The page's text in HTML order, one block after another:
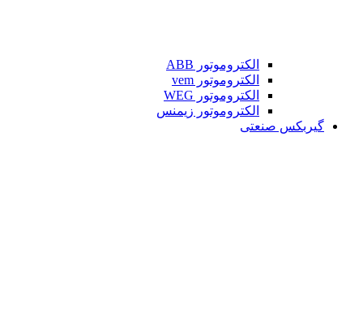
الکتروموتور ABB
الکتروموتور vem
الکتروموتور WEG
الکتروموتور زیمنس
گیربکس صنعتی